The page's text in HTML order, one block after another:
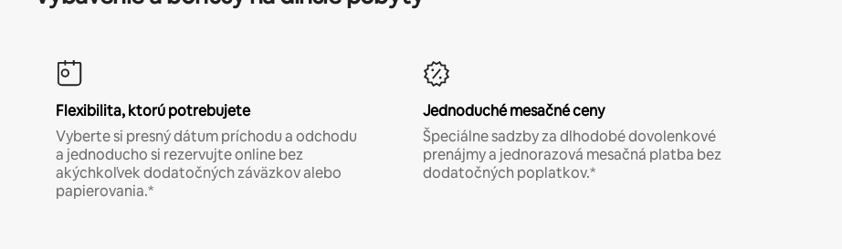
Flexibilita, ktorú potrebujete
Vyberte si presný dátum príchodu a odchodu
a jednoducho si rezervujte online bez
akýchkoľvek dodatočných záväzkov alebo
papierovania.*
Jednoduché mesačné ceny
Špeciálne sadzby za dlhodobé dovolenkové
prenájmy a jednorazová mesačná platba bez
dodatočných poplatkov.*